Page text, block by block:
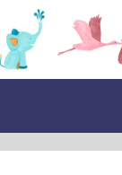
Saltar
al
contenido